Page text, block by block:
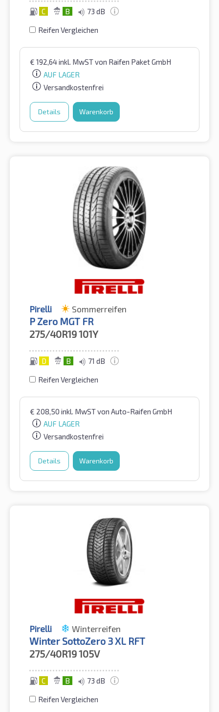
C B 73 dB
Reifen Vergleichen
€ 192,64inkl. MwSTvon Raifen Paket GmbH
AUF LAGER
Versandkostenfrei
Details Warenkorb
Pirelli Sommerreifen
P Zero MGT FR
275/40R19101Y
D B 71 dB
Reifen Vergleichen
€ 208,50 inkl. MwSTvon Auto-Raifen GmbH
AUF LAGER
Versandkostenfrei
Details Warenkorb
Pirelli Winterreifen
Winter SottoZero 3 XL RFT
275/40R19105V
C B 73 dB
Reifen Vergleichen